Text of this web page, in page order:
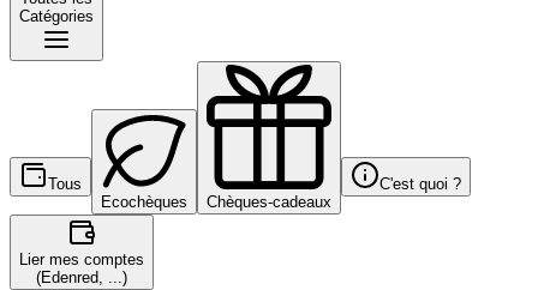
Catégories
Tous
Ecochèques
Chèques-cadeaux
C'est quoi ?
Lier mes comptes
(Edenred, ...)